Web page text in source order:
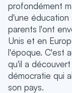
profondément
d'une éducation
parents l'ont
Unis et en
l'époque. C'est
qu'il a
démocratie qui
son pays.